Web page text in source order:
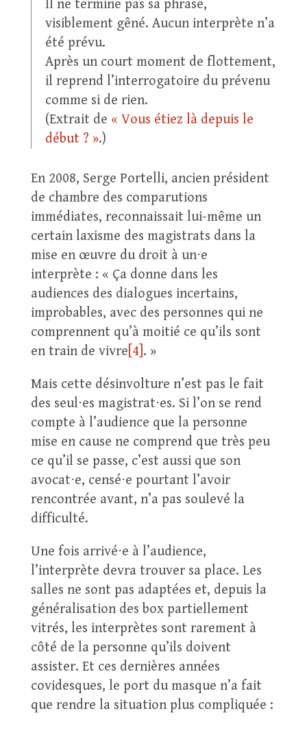
Il ne termine pas sa phrase,
visiblement gêné. Aucun interprète n’a
été prévu.
Après un court moment de flottement,
il reprend l’interrogatoire du prévenu
comme si de rien.
(Extrait de « Vous étiez là depuis le
début ? ».)
En 2008, Serge Portelli, ancien président
de chambre des comparutions
immédiates, reconnaissait lui-même un
certain laxisme des magistrats dans la
mise en œuvre du droit à un⋅e
interprète : « Ça donne dans les
audiences des dialogues incertains,
improbables, avec des personnes qui ne
comprennent qu’à moitié ce qu’ils sont
en train de vivre [4] . »
Mais cette désinvolture n’est pas le fait
des seul⋅es magistrat⋅es. Si l’on se rend
compte à l’audience que la personne
mise en cause ne comprend que très peu
ce qu’il se passe, c’est aussi que son
avocat⋅e, censé⋅e pourtant l’avoir
rencontrée avant, n’a pas soulevé la
difficulté.
Une fois arrivé⋅e à l’audience,
l’interprète devra trouver sa place. Les
salles ne sont pas adaptées et, depuis la
généralisation des box partiellement
vitrés, les interprètes sont rarement à
côté de la personne qu’ils doivent
assister. Et ces dernières années
covidesques, le port du masque n’a fait
que rendre la situation plus compliquée :